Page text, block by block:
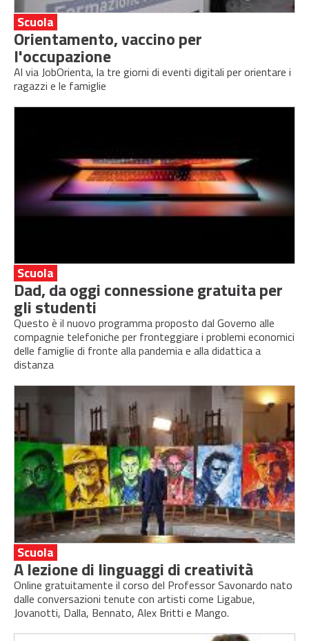
Scuola
Orientamento, vaccino per
l'occupazione
Al via JobOrienta, la tre giorni di eventi digitali per orientare i
ragazzi e le famiglie
Scuola
Dad, da oggi connessione gratuita per
gli studenti
Questo è il nuovo programma proposto dal Governo alle
compagnie telefoniche per fronteggiare i problemi economici
delle famiglie di fronte alla pandemia e alla didattica a
distanza
Scuola
A lezione di linguaggi di creatività
Online gratuitamente il corso del Professor Savonardo nato
dalle conversazioni tenute con artisti come Ligabue,
Jovanotti, Dalla, Bennato, Alex Britti e Mango.